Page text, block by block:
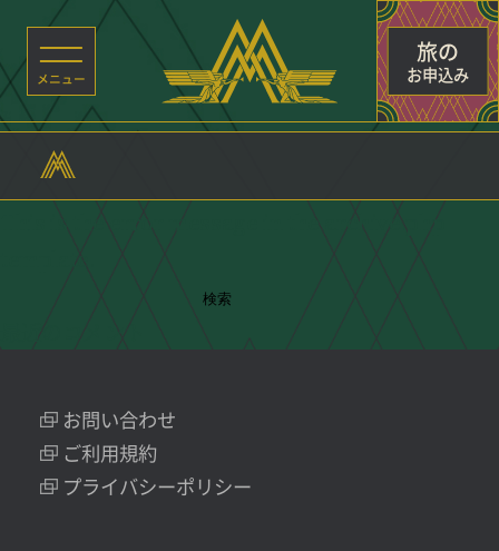
旅の
お申込み
投稿者:c301papl02
投稿が見つかりません
Uh Oh. Something is missing. Try double
checking things.
検索
お問い合わせ
ご利用規約
プライバシーポリシー